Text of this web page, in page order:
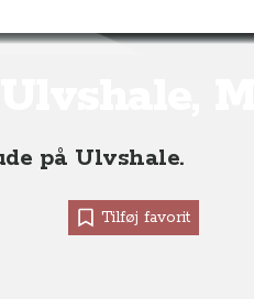
på Ulvshale.
Tilføj favorit